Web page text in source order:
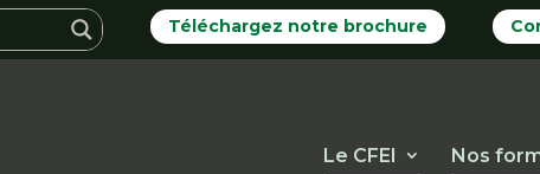
Téléchargez notre brochure
Le CFEI Nos